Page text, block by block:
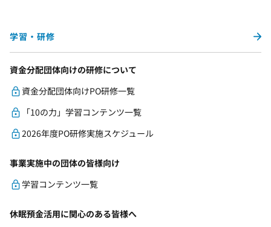
学習・研修
資金分配団体向けの研修について
資金分配団体向けPO研修一覧
「10の力」学習コンテンツ一覧
2026年度PO研修実施スケジュール
事業実施中の団体の皆様向け
学習コンテンツ一覧
休眠預金活用に関心のある皆様へ